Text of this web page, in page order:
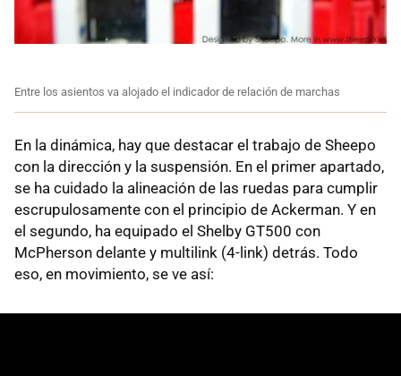
Entre los asientos va alojado el indicador de relación de marchas
En la dinámica, hay que destacar el trabajo de Sheepo
con la dirección y la suspensión. En el primer apartado,
se ha cuidado la alineación de las ruedas para cumplir
escrupulosamente con el principio de Ackerman. Y en
el segundo, ha equipado el Shelby GT500 con
McPherson delante y multilink (4-link) detrás. Todo
eso, en movimiento, se ve así: